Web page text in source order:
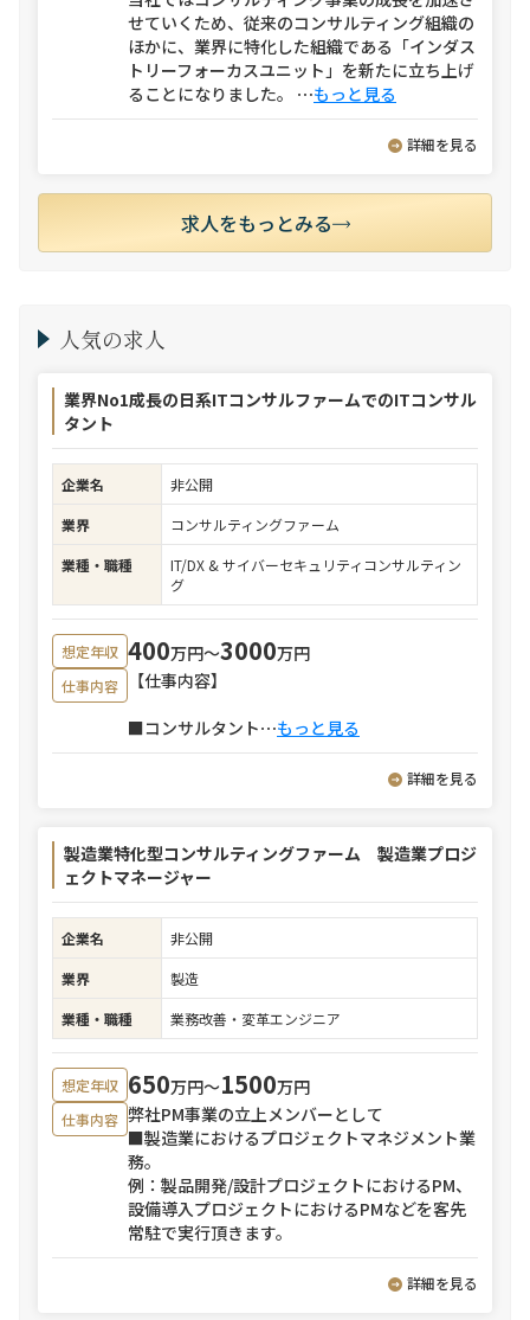
せていくため、従来のコンサルティング組織の
ほかに、業界に特化した組織である「インダス
トリーフォーカスユニット」を新たに立ち上げ
ることになりました。 ⋯もっと見る
詳細を見る
求人をもっとみる
人気の求人
業界No1成長の日系ITコンサルファームでのITコンサル
タント
企業名
非公開
業界
コンサルティングファーム
業種・職種
IT/DX & サイバーセキュリティコンサルティン
グ
想定年収 400万円〜3000万円
仕事内容
【仕事内容】
■コンサルタント⋯もっと見る
詳細を見る
製造業特化型コンサルティングファーム 製造業プロジ
ェクトマネージャー
企業名
非公開
業界
製造
業種・職種
業務改善・変革エンジニア
想定年収 650万円〜1500万円
仕事内容 弊社PM事業の立上メンバーとして
■製造業におけるプロジェクトマネジメント業
務。
例：製品開発/設計プロジェクトにおけるPM、
設備導入プロジェクトにおけるPMなどを客先
常駐で実行頂きます。
詳細を見る